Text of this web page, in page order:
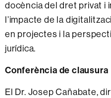
docència del dret privat i
l’impacte de la
en projectes i la
jurídica.
Conferència de clausura
El Dr. Josep Cañabate,